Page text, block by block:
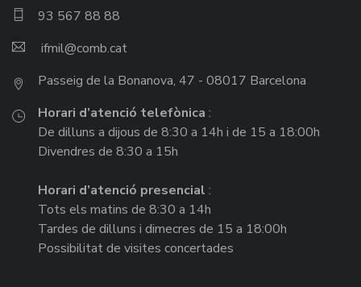
93 567 88 88
ifmil
Passeig de la Bonanova, 47 - 08017 Barcelona
Horari d’atenció telefònica :
De dilluns a dijous de 8:30 a 14h i de 15 a 18:00h
Divendres de 8:30 a 15h
Horari d’atenció presencial :
Tots els matins de 8:30 a 14h
Tardes de dilluns i dimecres de 15 a 18:00h
Possibilitat de visites concertades